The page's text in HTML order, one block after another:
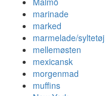
marinade
marked
marmelade/syltetøj
mellemøsten
mexicansk
morgenmad
muffins